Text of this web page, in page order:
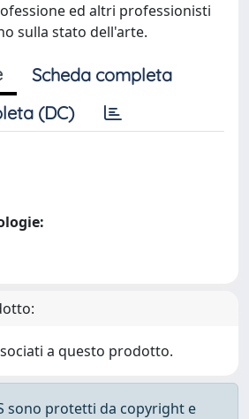
ed altri professionisti
sulla stato dell'arte.
Scheda completa
(DC)
a questo prodotto.
sono protetti da copyright e